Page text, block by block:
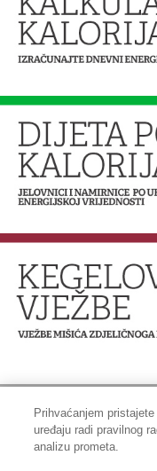
Impressum | Pravne
Prihvaćanjem
uređaju radi pravilnog
analizu prometa.